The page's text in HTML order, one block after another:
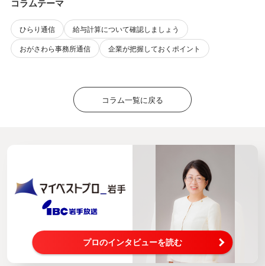
コラムテーマ
ひらり通信
給与計算について確認しましょう
おがさわら事務所通信
企業が把握しておくポイント
コラム一覧に戻る
プロのインタビューを読む